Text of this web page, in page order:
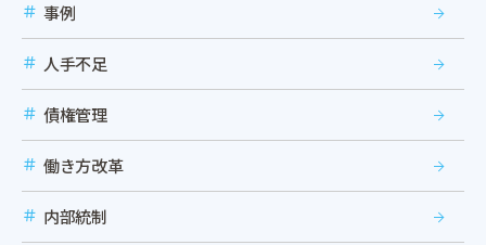
事例
人手不足
債権管理
働き方改革
内部統制